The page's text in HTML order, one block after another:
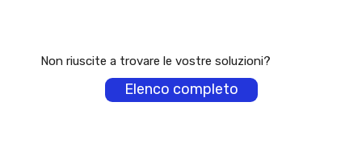
Non riuscite a trovare le vostre soluzioni?
Elenco completo